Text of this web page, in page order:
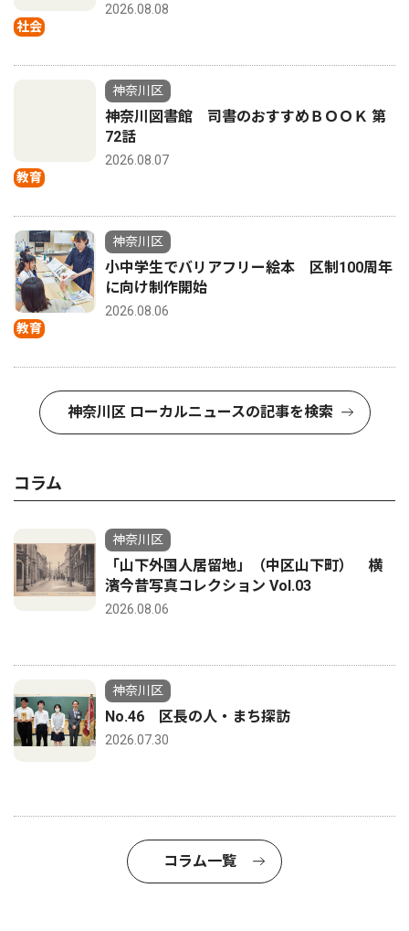
社会
2026.08.08
教育
神奈川区
神奈川図書館 司書のおすすめＢＯＯＫ 第
72話
2026.08.07
教育
神奈川区
小中学生でバリアフリー絵本 区制100周年
に向け制作開始
2026.08.06
神奈川区 ローカルニュースの記事を検索
コラム
神奈川区
「山下外国人居留地」（中区山下町） 横
濱今昔写真コレクション Vol.03
2026.08.06
神奈川区
No.46 区長の人・まち探訪
2026.07.30
コラム一覧